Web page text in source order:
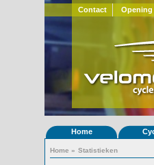
Contact
Home
Home » Statistieken